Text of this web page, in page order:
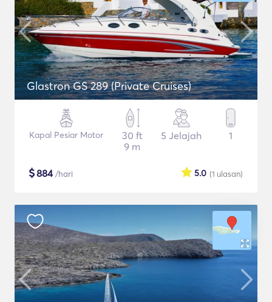
Glastron GS 289 (Private Cruises)
Kapal Pesiar Motor
30 ft
9 m
5 Jelajah 1
$884/hari (1 ulasan)
5.0